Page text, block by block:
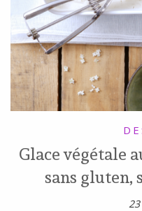
Glace végétale
sans gluten,